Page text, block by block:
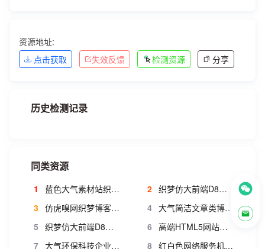
资源地址:
点击获取
失效反馈 检测资源 分享
历史检测记录
同类资源
1 蓝色大气素材站织梦模板 图片素材网站源码 dede网站模板源码素材 2
织梦仿大前端D8主题商业版 黑色高端织梦博客模板
3
仿虎嗅网织梦博客模板 宽屏大气文章类织梦模板 4
大气简洁文章类博客织梦模板
5
织梦仿大前端D8主题商业带会员升级版 6
高端HTML5网站建设织梦模板
7
大气环保科技企业织梦模板 8 红白色网络服务机构织梦模板